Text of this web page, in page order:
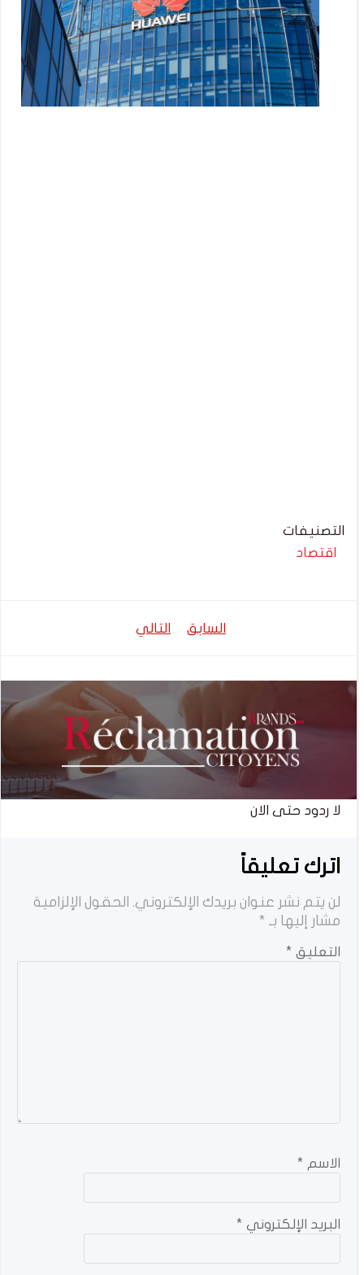
التصنيفات
اقتصاد
السابق
تصفّح
التالي
لا ردود حتى الان
اترك تعليقاً
لن يتم نشر عنوان بريدك الإلكتروني. الحقول الإلزامية
مشار إليها بـ *
التعليق *
الاسم *
البريد الإلكتروني *